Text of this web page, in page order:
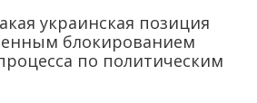
украинская позиция
блокированием
по политическим